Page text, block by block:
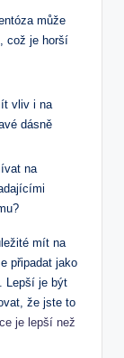
může
což je horší
vliv i na
dásně
na
mít na
připadat jako
Lepší je být
že jste to
je lepší než